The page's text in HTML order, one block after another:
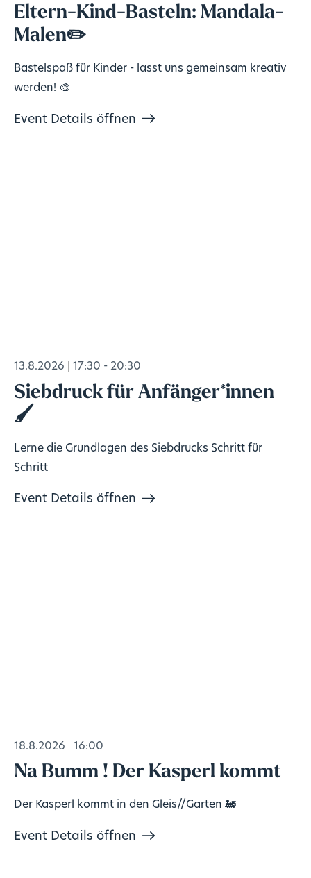
Eltern-Kind-Basteln: Mandala-
Malen✏️
Bastelspaß für Kinder - lasst uns gemeinsam kreativ
werden! 🎨
Event Details öffnen
13.8.2026 17:30 - 20:30
Siebdruck für Anfänger*innen
🖌️
Lerne die Grundlagen des Siebdrucks Schritt für
Schritt
Event Details öffnen
18.8.2026 16:00
Na Bumm ! Der Kasperl kommt
Der Kasperl kommt in den Gleis//Garten 🚂
Event Details öffnen